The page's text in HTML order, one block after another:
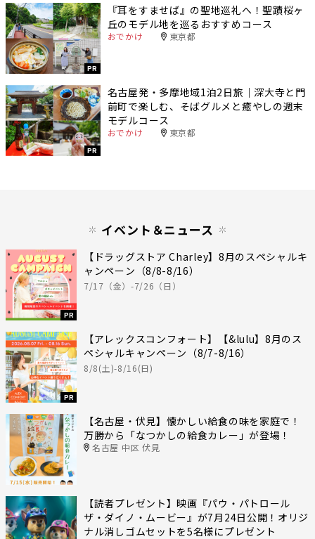
PR
『耳をすませば』の聖地巡礼へ！聖蹟桜ヶ
丘のモデル地を巡るおすすめコース
おでかけ 東京都
PR
名古屋発・多摩地域1泊2日旅｜深大寺と門
前町で楽しむ、そばグルメと癒やしの週末
モデルコース
おでかけ 東京都
イベント＆ニュース
PR
【ドラッグストア Charley】8月のスペシャルキ
ャンペーン（8/8-8/16）
7/17（金）-7/26（日）
PR
【アレックスコンフォート】【&lulu】8月のス
ペシャルキャンペーン（8/7-8/16）
8/8(土)-8/16(日)
【名古屋・伏見】懐かしい給食の味を家庭で！
万勝から「なつかしの給食カレー」が登場！
名古屋 中区 伏見
【読者プレゼント】映画『パウ・パトロール
ザ・ダイノ・ムービー』が7月24日公開！オリジ
ナル消しゴムセットを5名様にプレゼント